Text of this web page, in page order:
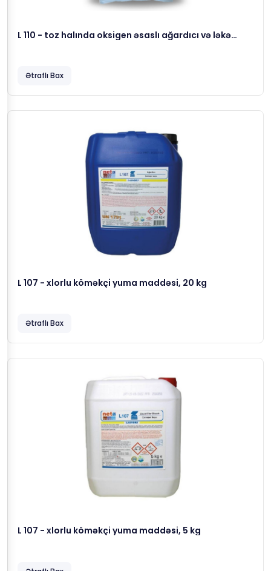
L 110 - toz halında oksigen əsaslı ağardıcı və ləkə
Ətraflı Bax
L 107 - xlorlu köməkçi yuma maddəsi, 20 kg
Ətraflı Bax
L 107 - xlorlu köməkçi yuma maddəsi, 5 kg